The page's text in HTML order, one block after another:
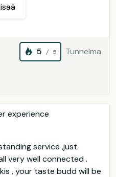
5 / 5 Tunnelma
experience
service ,just
very well connected .
, your taste budd will be